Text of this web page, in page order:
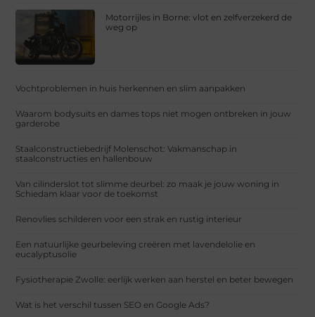
Motorrijles in Borne: vlot en zelfverzekerd de
weg op
Vochtproblemen in huis herkennen en slim aanpakken
Waarom bodysuits en dames tops niet mogen ontbreken in jouw
garderobe
Staalconstructiebedrijf Molenschot: Vakmanschap in
staalconstructies en hallenbouw
Van cilinderslot tot slimme deurbel: zo maak je jouw woning in
Schiedam klaar voor de toekomst
Renovlies schilderen voor een strak en rustig interieur
Een natuurlijke geurbeleving creëren met lavendelolie en
eucalyptusolie
Fysiotherapie Zwolle: eerlijk werken aan herstel en beter bewegen
Wat is het verschil tussen SEO en Google Ads?